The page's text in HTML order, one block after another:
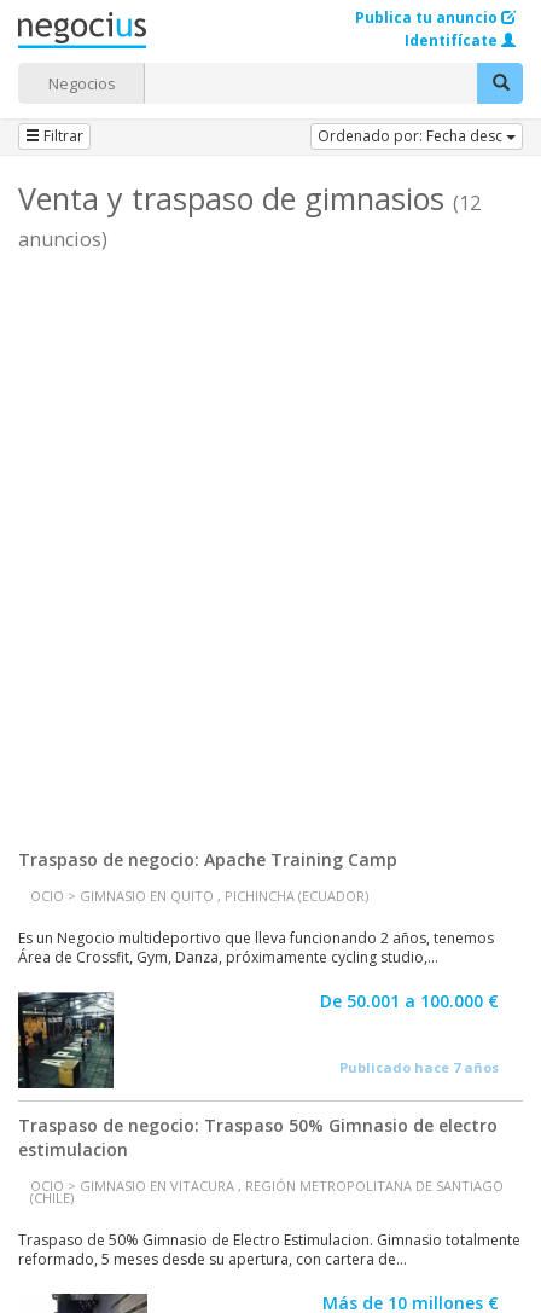
Negocios
Publica tu anuncio
Identifícate
Filtrar Ordenado por: Fecha desc
Venta y traspaso de gimnasios (12
anuncios)
Traspaso de negocio: Apache Training Camp
OCIO > GIMNASIO EN QUITO , PICHINCHA (ECUADOR)
Es un Negocio multideportivo que lleva funcionando 2 años, tenemos
Área de Crossfit, Gym, Danza, próximamente cycling studio,...
De 50.001 a 100.000 €
Publicado hace 7 años
Traspaso de negocio: Traspaso 50% Gimnasio de electro
estimulacion
OCIO > GIMNASIO EN VITACURA , REGIÓN METROPOLITANA DE SANTIAGO
(CHILE)
Traspaso de 50% Gimnasio de Electro Estimulacion. Gimnasio totalmente
reformado, 5 meses desde su apertura, con cartera de...
Más de 10 millones €